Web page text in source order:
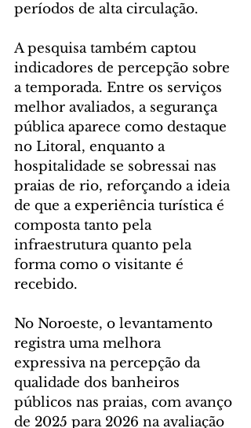
períodos de alta circulação.
A pesquisa também captou
indicadores de percepção sobre
a temporada. Entre os serviços
melhor avaliados, a segurança
pública aparece como destaque
no Litoral, enquanto a
hospitalidade se sobressai nas
praias de rio, reforçando a ideia
de que a experiência turística é
composta tanto pela
infraestrutura quanto pela
forma como o visitante é
recebido.
No Noroeste, o levantamento
registra uma melhora
expressiva na percepção da
qualidade dos banheiros
públicos nas praias, com avanço
de 2025 para 2026 na avaliação